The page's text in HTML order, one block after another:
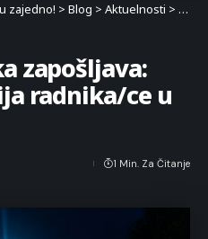
zajedno! > Blog > Aktuelnosti >
zapošljava:
radnika/ce u
1 Min. Za Čitanje